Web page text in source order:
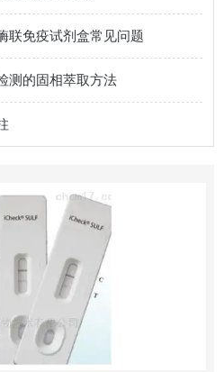
联免疫试剂盒常见问题
测的固相萃取方法